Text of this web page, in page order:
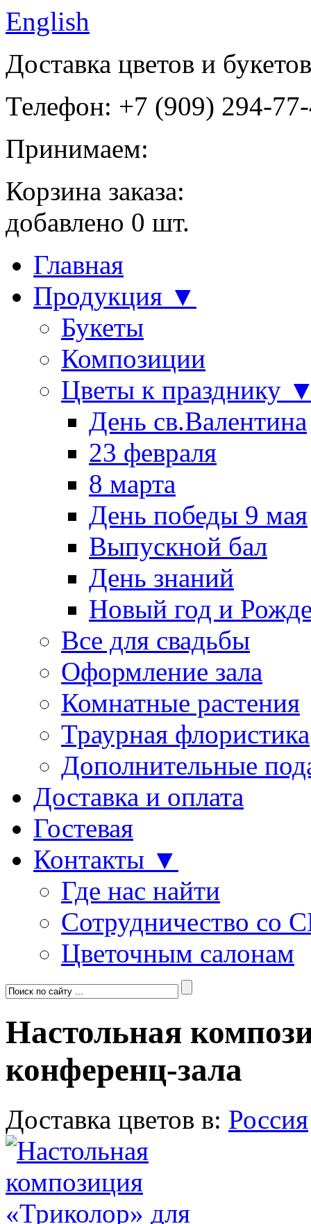
English
Доставка цветов и
Телефон: +7 (909) 294-
Принимаем:
Корзина заказа:
добавлено 0 шт.
Главная
Продукция ▼
Букеты
Композиции
Цветы к празднику
День св.Валентина
23 февраля
8 марта
День победы 9 мая
Выпускной бал
День знаний
Новый год и
Все для свадьбы
Оформление зала
Комнатные растения
Траурная флористика
Дополнительные
Доставка и оплата
Гостевая
Контакты ▼
Где нас найти
Сотрудничество со
Цветочным салонам
Настольная
конференц-зала
Доставка цветов в: Россия